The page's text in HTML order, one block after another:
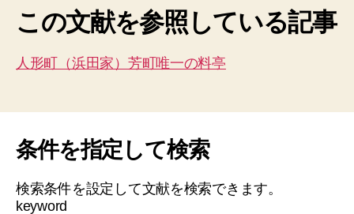
この文献を参照している記事
人形町（浜田家）芳町唯一の料亭
条件を指定して検索
検索条件を設定して文献を検索できます。
keyword